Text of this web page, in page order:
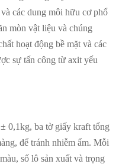
các dung môi hữu cơ phổ
mòn vật liệu và chúng
hoạt động bề mặt và các
sự tấn công từ axit yếu
0,1kg, ba tờ giấy kraft tổng
để tránh nhiễm ẩm. Mỗi
số lô sản xuất và trọng